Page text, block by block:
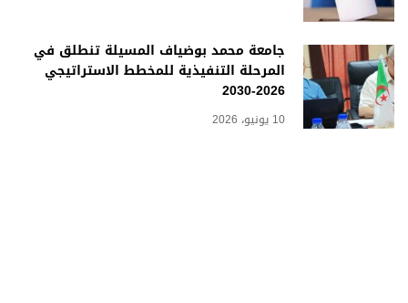
جامعة محمد بوضياف المسيلة تنطلق في
المرحلة التنفيذية للمخطط الاستراتيجي
2026-2030
10 يونيو، 2026